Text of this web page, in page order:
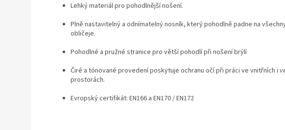
Lehký materiál pro pohodlnější nošení.
Plně nastavitelný a odnímatelný nosník, který pohodlně padne na
obličeje.
Pohodlné a pružné stranice pro větší pohodlí při nošení brýlí
Čiré a tónované provedení poskytuje ochranu očí při práci ve vnitřních i
prostorách.
Evropský certifikát: EN166 a EN170 / EN172